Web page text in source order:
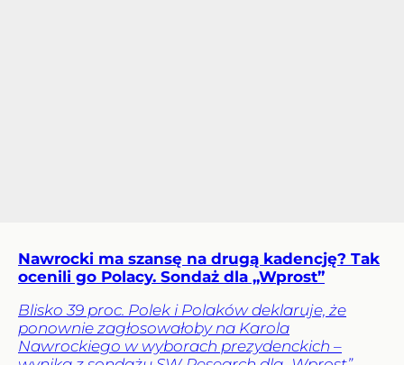
Nawrocki ma szansę na drugą kadencję? Tak
ocenili go Polacy. Sondaż dla „Wprost”
Blisko 39 proc. Polek i Polaków deklaruje, że
ponownie zagłosowałoby na Karola
Nawrockiego w wyborach prezydenckich –